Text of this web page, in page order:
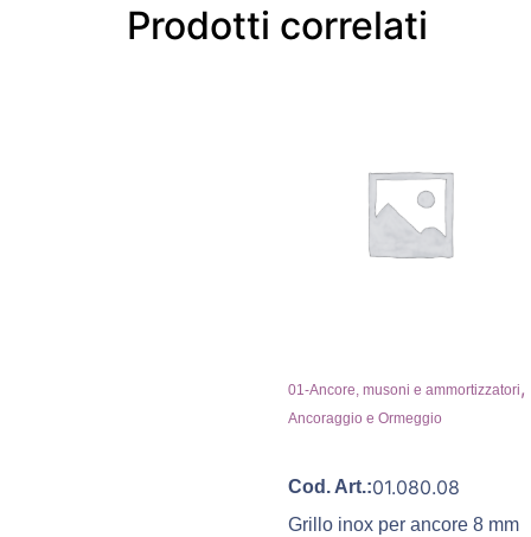
Prodotti correlati
01-Ancore, musoni e ammortizzatori,
Ancoraggio e Ormeggio
Cod. Art.:01.080.08
Grillo inox per ancore 8 mm